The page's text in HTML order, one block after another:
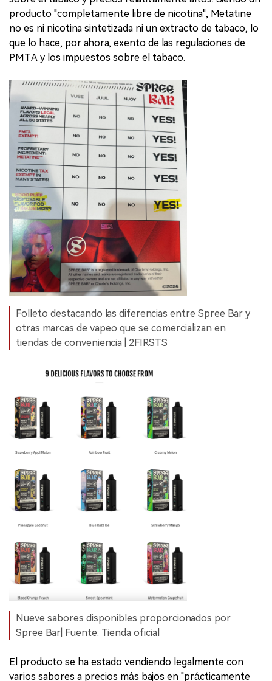
producto "completamente libre de nicotina", Metatine
no es ni nicotina sintetizada ni un extracto de tabaco, lo
que lo hace, por ahora, exento de las regulaciones de
PMTA y los impuestos sobre el tabaco.
Folleto destacando las diferencias entre Spree Bar y
otras marcas de vapeo que se comercializan en
tiendas de conveniencia | 2FIRSTS
Nueve sabores disponibles proporcionados por
Spree Bar| Fuente: Tienda oficial
El producto se ha estado vendiendo legalmente con
varios sabores a precios más bajos en "prácticamente